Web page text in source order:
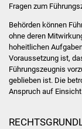
Fragen zum
Behörden können
ohne deren
hoheitlichen
Voraussetzung ist,
Führungszeugnis
geblieben ist. Die
Anspruch auf